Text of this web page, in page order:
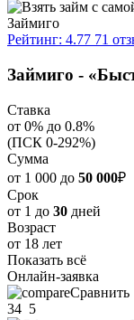
Рейтинг: 4.77 71
Займиго -
Ставка
от 0% до 0.8%
(ПСК 0-292%)
Сумма
от 1 000 до 50 000₽
Срок
от 1 до 30 дней
Возраст
от 18 лет
Показать всё
Онлайн-заявка
Сравнить
34 5